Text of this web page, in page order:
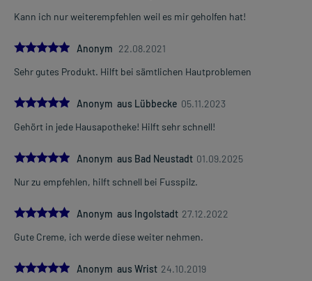
Kann ich nur weiterempfehlen weil es mir geholfen hat!
5.0Anonym 22.08.2021
Sehr gutes Produkt. Hilft bei sämtlichen Hautproblemen
5.0Anonym aus Lübbecke 05.11.2023
Gehört in jede Hausapotheke! Hilft sehr schnell!
5.0Anonym aus Bad Neustadt 01.09.2025
Nur zu empfehlen, hilft schnell bei Fusspilz.
5.0Anonym aus Ingolstadt 27.12.2022
Gute Creme, ich werde diese weiter nehmen.
5.0Anonym aus Wrist 24.10.2019